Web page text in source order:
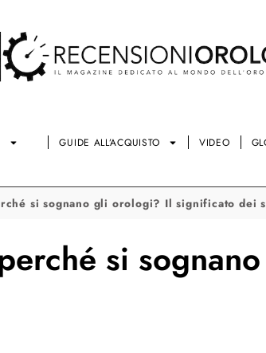
GUIDE ALL’ACQUISTO VIDEO
si sognano gli orologi? Il significato dei
si